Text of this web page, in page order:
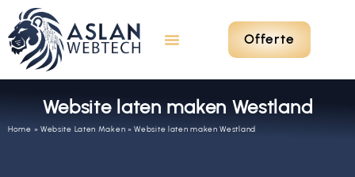
Offerte
Website laten maken Westland
Home » Website Laten Maken »Website laten maken Westland